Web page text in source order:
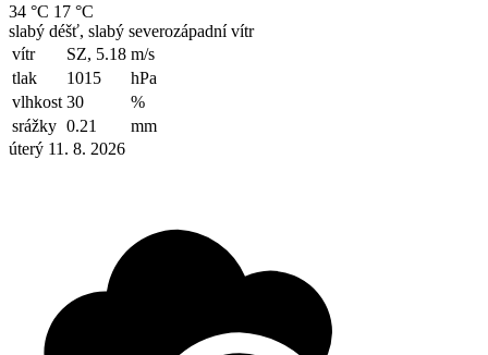
34 °C 17 °C
slabý déšť, slabý severozápadní vítr
vítr
SZ, 5.18 m/s
tlak
1015
hPa
vlhkost 30
%
srážky 0.21
mm
úterý 11. 8. 2026